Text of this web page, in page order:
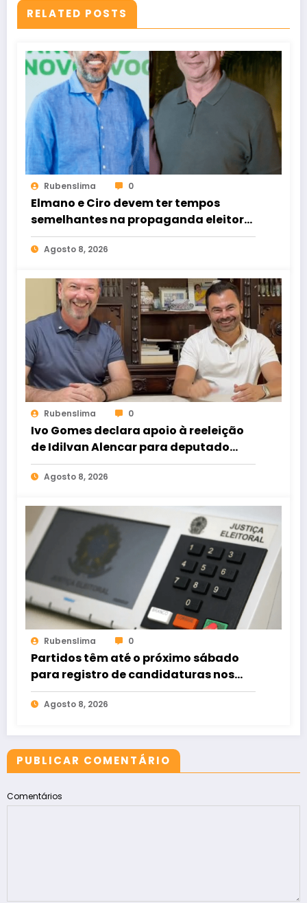
RELATED POSTS
Rubenslima 0
Elmano e Ciro devem ter tempos
semelhantes na propaganda eleitoral
de rádio e TV
Agosto 8, 2026
Rubenslima 0
Ivo Gomes declara apoio à reeleição
de Idilvan Alencar para deputado
federal
Agosto 8, 2026
Rubenslima 0
Partidos têm até o próximo sábado
para registro de candidaturas nos
tribunais
Agosto 8, 2026
PUBLICAR COMENTÁRIO
Comentários